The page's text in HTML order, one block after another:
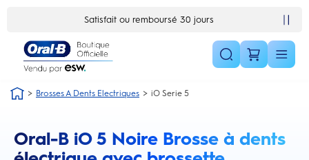
Satisfait ou remboursé 30 jours
Brosses A Dents Electriques iO Serie 5
Oral-B iO 5 Noire Brosse à dents
this action will scroll you to the reviews section